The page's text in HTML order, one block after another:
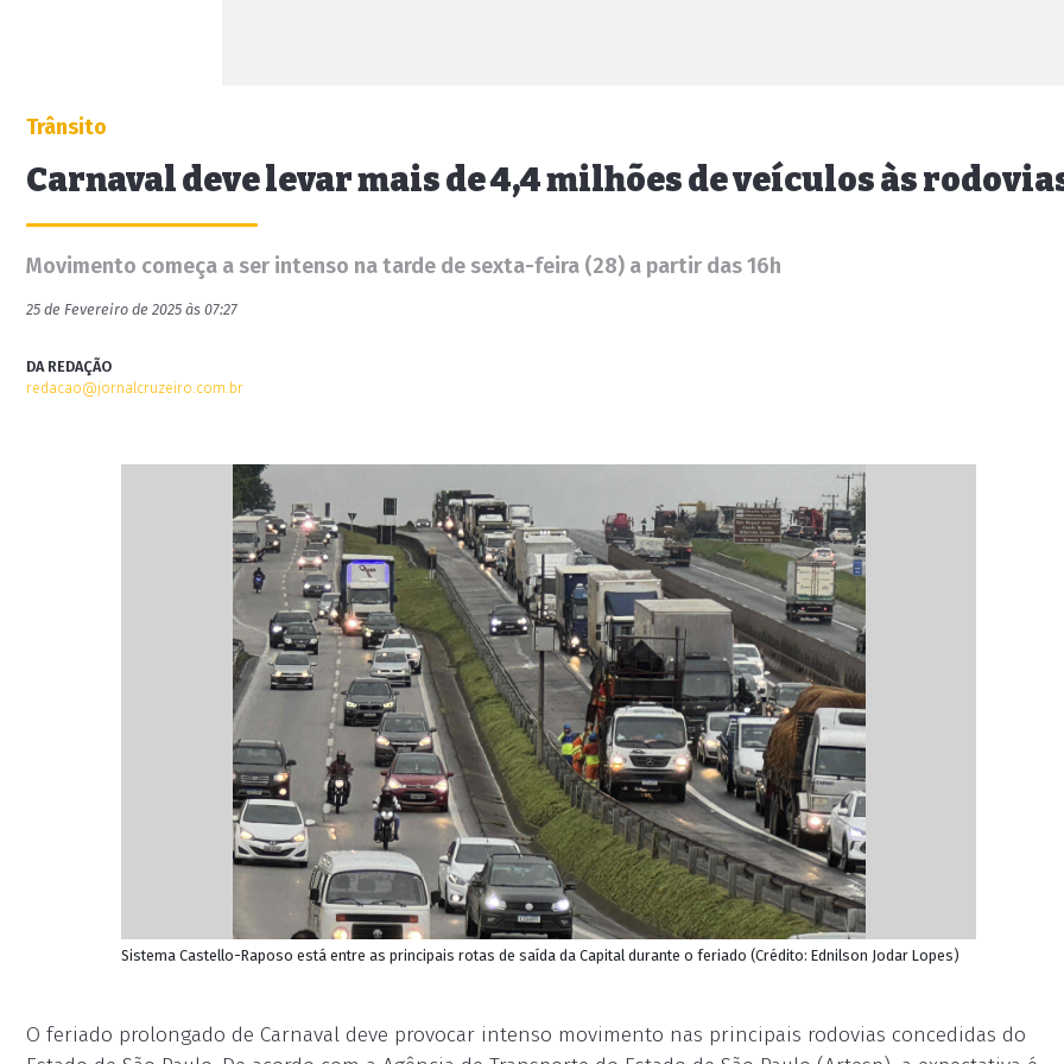
Trânsito
Carnaval deve levar mais de 4,4 milhões de veículos às
Movimento começa a ser intenso na tarde de sexta-feira (28) a partir das 16h
25 de Fevereiro de 2025 às 07:27
DA REDAÇÃO
redacao@jornalcruzeiro.com.br
Sistema Castello-Raposo está entre as principais rotas de saída da Capital durante o feriado (Crédito: Ednilson Jodar Lopes)
O feriado prolongado de Carnaval deve provocar intenso movimento nas principais rodovias concedidas do